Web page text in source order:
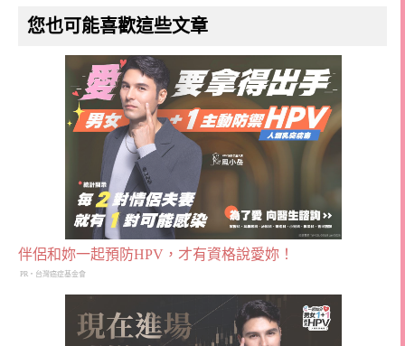
您也可能喜歡這些文章
伴侶和妳一起預防HPV，才有資格說愛妳！
PR・台灣癌症基金會